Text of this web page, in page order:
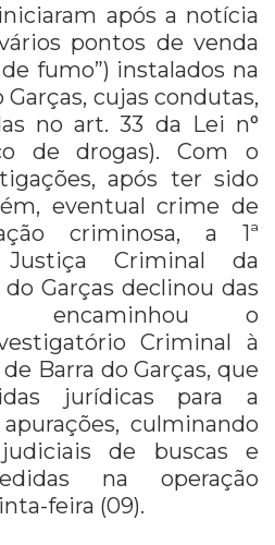
após a notícia
pontos de venda
fumo”) instalados na
cujas condutas,
no art. 33 da Lei n°
de drogas). Com o
após ter sido
eventual crime de
criminosa, a 1ª
Criminal da
Garças declinou das
encaminhou o
Criminal à
Barra do Garças, que
jurídicas para a
culminando
de buscas e
na operação
feira (09).